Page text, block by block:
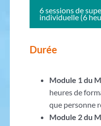
6 sessions de
individuelle (6
Durée
Module 1 du
heures de
que personne
Module 2 du